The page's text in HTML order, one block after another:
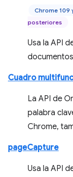
Chrome 109
posteriores
Usa la API
Cuadro
La API de
palabra
Chrome,
pageCapture
Usa la API